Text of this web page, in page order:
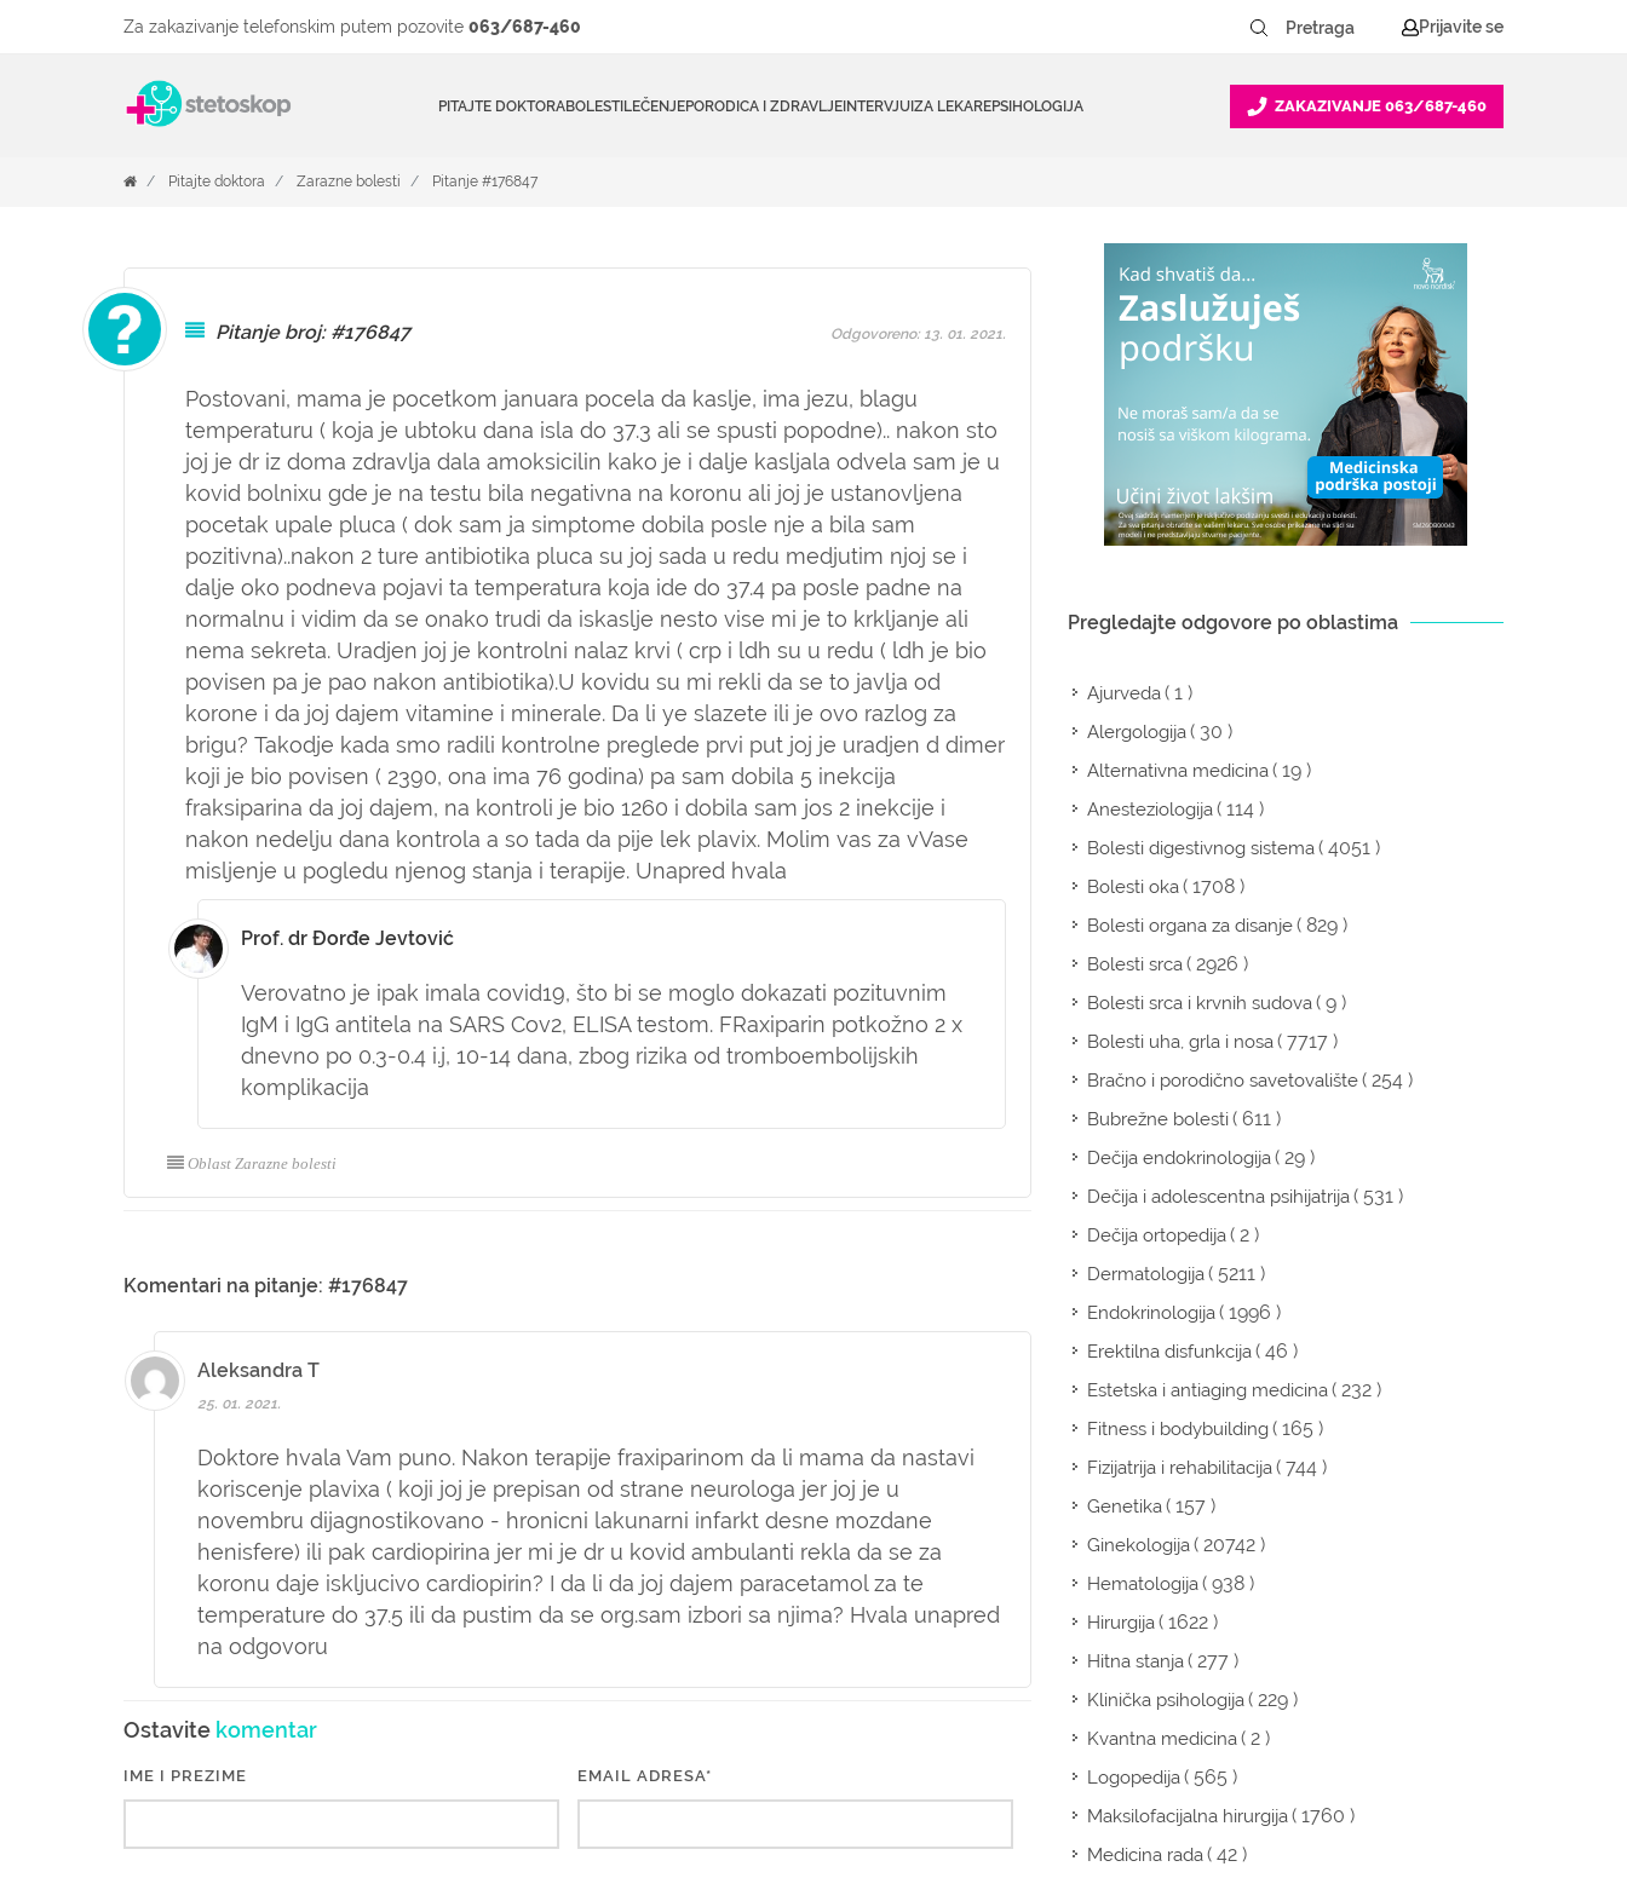
Za zakazivanje telefonskim putem pozovite 063/687-460 Prijavite se
PITAJTE DOKTORABOLESTILEČENJEPORODICA I ZDRAVLJEINTERVJUIZA LEKAREPSIHOLOGIJA ZAKAZIVANJE 063/687-460
Pitajte doktora Zarazne bolesti Pitanje #176847
Pitanje broj: #176847
Postovani, mama je pocetkom januara pocela da kaslje, ima jezu, blagu
temperaturu ( koja je ubtoku dana isla do 37.3 ali se spusti popodne).. nakon sto
joj je dr iz doma zdravlja dala amoksicilin kako je i dalje kasljala odvela sam je u
kovid bolnixu gde je na testu bila negativna na koronu ali joj je ustanovljena
pocetak upale pluca ( dok sam ja simptome dobila posle nje a bila sam
pozitivna)..nakon 2 ture antibiotika pluca su joj sada u redu medjutim njoj se i
dalje oko podneva pojavi ta temperatura koja ide do 37.4 pa posle padne na
normalnu i vidim da se onako trudi da iskaslje nesto vise mi je to krkljanje ali
nema sekreta. Uradjen joj je kontrolni nalaz krvi ( crp i ldh su u redu ( ldh je bio
povisen pa je pao nakon antibiotika).U kovidu su mi rekli da se to javlja od
korone i da joj dajem vitamine i minerale. Da li ye slazete ili je ovo razlog za
brigu? Takodje kada smo radili kontrolne preglede prvi put joj je uradjen d dimer
koji je bio povisen ( 2390, ona ima 76 godina) pa sam dobila 5 inekcija
fraksiparina da joj dajem, na kontroli je bio 1260 i dobila sam jos 2 inekcije i
nakon nedelju dana kontrola a so tada da pije lek plavix. Molim vas za vVase
misljenje u pogledu njenog stanja i terapije. Unapred hvala
Odgovoreno: 13. 01. 2021.
Prof. dr Đorđe Jevtović
Verovatno je ipak imala covid19, što bi se moglo dokazati pozituvnim
IgM i IgG antitela na SARS Cov2, ELISA testom. FRaxiparin potkožno 2 x
dnevno po 0.3-0.4 i.j, 10-14 dana, zbog rizika od tromboembolijskih
komplikacija
Oblast Zarazne bolesti
Komentari na pitanje: #176847
Aleksandra T
25. 01. 2021.
Doktore hvala Vam puno. Nakon terapije fraxiparinom da li mama da nastavi
koriscenje plavixa ( koji joj je prepisan od strane neurologa jer joj je u
novembru dijagnostikovano - hronicni lakunarni infarkt desne mozdane
henisfere) ili pak cardiopirina jer mi je dr u kovid ambulanti rekla da se za
koronu daje iskljucivo cardiopirin? I da li da joj dajem paracetamol za te
temperature do 37.5 ili da pustim da se org.sam izbori sa njima? Hvala unapred
na odgovoru
Ostavite komentar
IME I PREZIME EMAIL ADRESA*
Pregledajte odgovore po oblastima
Ajurveda( 1 )
Alergologija( 30 )
Alternativna medicina( 19 )
Anesteziologija( 114 )
Bolesti digestivnog sistema( 4051 )
Bolesti oka( 1708 )
Bolesti organa za disanje( 829 )
Bolesti srca( 2926 )
Bolesti srca i krvnih sudova( 9 )
Bolesti uha, grla i nosa( 7717 )
Bračno i porodično savetovalište( 254 )
Bubrežne bolesti( 611 )
Dečija endokrinologija( 29 )
Dečija i adolescentna psihijatrija( 531 )
Dečija ortopedija( 2 )
Dermatologija( 5211 )
Endokrinologija( 1996 )
Erektilna disfunkcija( 46 )
Estetska i antiaging medicina( 232 )
Fitness i bodybuilding( 165 )
Fizijatrija i rehabilitacija( 744 )
Genetika( 157 )
Ginekologija( 20742 )
Hematologija( 938 )
Hirurgija( 1622 )
Hitna stanja( 277 )
Klinička psihologija( 229 )
Kvantna medicina( 2 )
Logopedija( 565 )
Maksilofacijalna hirurgija( 1760 )
Medicina rada( 42 )